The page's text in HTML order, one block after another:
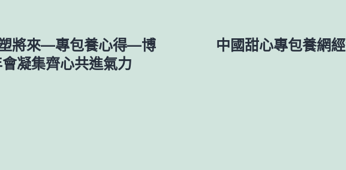
將來—專包養心得—博
凝集齊心共進氣力
中國甜心專包養網